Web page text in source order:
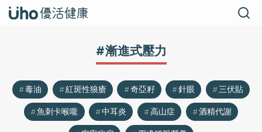
#漸進式壓力
毒油 紅斑性狼瘡 奇亞籽 針眼
三伏貼
魚刺卡喉嚨
中耳炎 高山症
酒精代謝